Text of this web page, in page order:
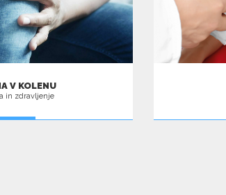
V KOLENU
in zdravljenje